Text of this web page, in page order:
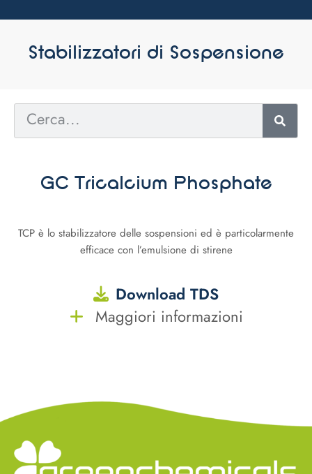
Stabilizzatori di Sospensione
GC Tricalcium Phosphate
TCP è lo stabilizzatore delle sospensioni ed è particolarmente
efficace con l’emulsione di stirene
Download TDS
Maggiori informazioni